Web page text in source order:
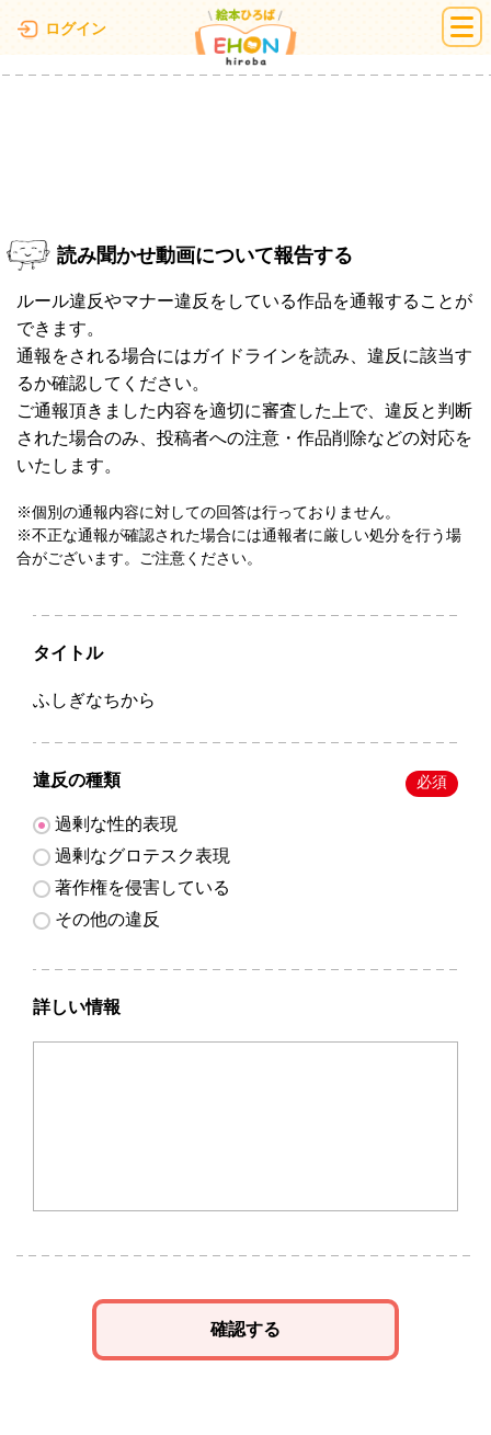
ログイン 絵本ひろば
読み聞かせ動画について報告する
ルール違反やマナー違反をしている作品を通報することが
できます。
通報をされる場合にはガイドラインを読み、違反に該当す
るか確認してください。
ご通報頂きました内容を適切に審査した上で、違反と判断
された場合のみ、投稿者への注意・作品削除などの対応を
いたします。
※個別の通報内容に対しての回答は行っておりません。
※不正な通報が確認された場合には通報者に厳しい処分を行う場
合がございます。ご注意ください。
タイトル
ふしぎなちから
違反の種類 必須
過剰な性的表現
過剰なグロテスク表現
著作権を侵害している
その他の違反
詳しい情報
確認する